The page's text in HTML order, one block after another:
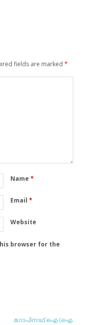
fields are marked *
Name *
Email *
Website
browser for the
ഗോപിനാഥ് ഐ (ഐ.